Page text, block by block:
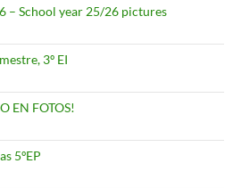
– School year 25/26 pictures
3º EI
EN FOTOS!
5ºEP